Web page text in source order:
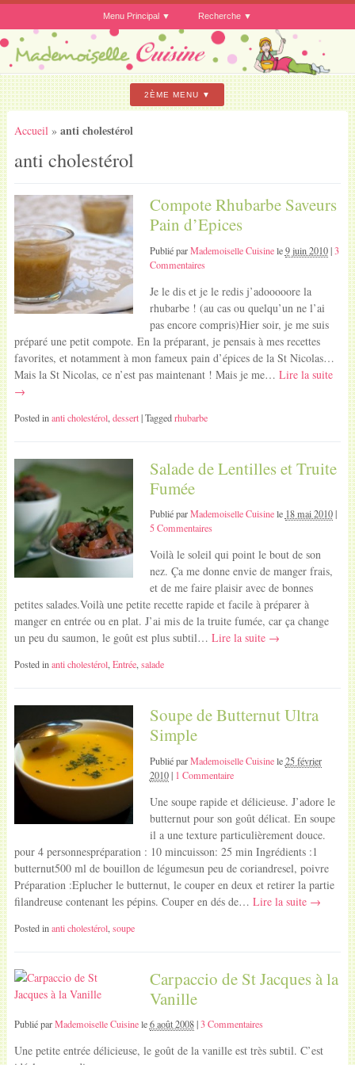
Menu Principal Recherche
2ÈME MENU
Accueil » anti cholestérol
anti cholestérol
Compote Rhubarbe Saveurs
Pain d’Epices
Publié parMademoiselle Cuisinele9 juin 2010|3
Commentaires
Je le dis et je le redis j’adooooore la
rhubarbe ! (au cas ou quelqu’un ne l’ai
pas encore compris)Hier soir, je me suis
préparé une petit compote. En la préparant, je pensais à mes recettes
favorites, et notamment à mon fameux pain d’épices de la St Nicolas…
Mais la St Nicolas, ce n’est pas maintenant ! Mais je me… Lire la suite
→
Posted inanti cholestérol, dessert | Taggedrhubarbe
Salade de Lentilles et Truite
Fumée
Publié parMademoiselle Cuisinele 18 mai 2010|
5 Commentaires
Voilà le soleil qui point le bout de son
nez. Ça me donne envie de manger frais,
et de me faire plaisir avec de bonnes
petites salades.Voilà une petite recette rapide et facile à préparer à
manger en entrée ou en plat. J’ai mis de la truite fumée, car ça change
un peu du saumon, le goût est plus subtil… Lire la suite →
Posted inanti cholestérol, Entrée, salade
Soupe de Butternut Ultra
Simple
Publié parMademoiselle Cuisinele25 février
2010| 1 Commentaire
Une soupe rapide et délicieuse. J’adore le
butternut pour son goût délicat. En soupe
il a une texture particulièrement douce.
pour 4 personnespréparation : 10 mincuisson: 25 min Ingrédients :1
butternut500 ml de bouillon de légumesun peu de coriandresel, poivre
Préparation :Eplucher le butternut, le couper en deux et retirer la partie
filandreuse contenant les pépins. Couper en dés de… Lire la suite →
Posted inanti cholestérol, soupe
Carpaccio de St Jacques à la
Vanille
Publié parMademoiselle Cuisinele6 août 2008|3 Commentaires
Une petite entrée délicieuse, le goût de la vanille est très subtil. C’est